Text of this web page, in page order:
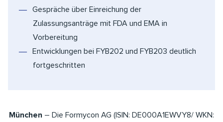
Gespräche über Einreichung der
Zulassungsanträge mit FDA und EMA in
Vorbereitung
Entwicklungen bei FYB202 und FYB203 deutlich
fortgeschritten
München – Die Formycon AG (ISIN: DE000A1EWVY8/ WKN: